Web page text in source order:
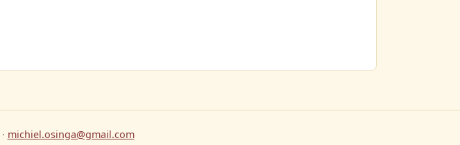
michiel.osinga@gmail.com